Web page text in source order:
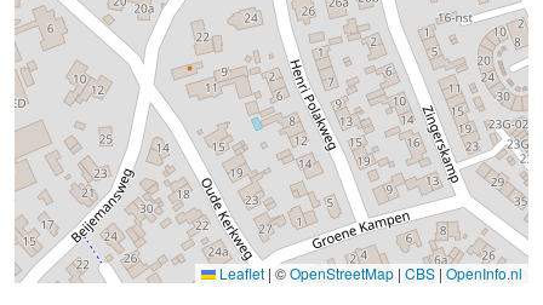
Leaflet | ©OpenStreetMap | CBS | OpenInfo.nl